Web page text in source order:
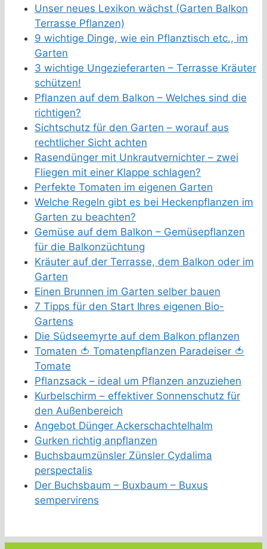
Unser neues Lexikon wächst (Garten Balkon
Terrasse Pflanzen)
9 wichtige Dinge, wie ein Pflanztisch etc., im
Garten
3 wichtige Ungezieferarten – Terrasse Kräuter
schützen!
Pflanzen auf dem Balkon – Welches sind die
richtigen?
Sichtschutz für den Garten – worauf aus
rechtlicher Sicht achten
Rasendünger mit Unkrautvernichter – zwei
Fliegen mit einer Klappe schlagen?
Perfekte Tomaten im eigenen Garten
Welche Regeln gibt es bei Heckenpflanzen im
Garten zu beachten?
Gemüse auf dem Balkon – Gemüsepflanzen
für die Balkonzüchtung
Kräuter auf der Terrasse, dem Balkon oder im
Garten
Einen Brunnen im Garten selber bauen
7 Tipps für den Start Ihres eigenen Bio-
Gartens
Die Südseemyrte auf dem Balkon pflanzen
Tomaten 🍅 Tomatenpflanzen Paradeiser 🍅
Tomate
Pflanzsack – ideal um Pflanzen anzuziehen
Kurbelschirm – effektiver Sonnenschutz für
den Außenbereich
Angebot Dünger Ackerschachtelhalm
Gurken richtig anpflanzen
Buchsbaumzünsler Zünsler Cydalima
perspectalis
Der Buchsbaum – Buxbaum – Buxus
sempervirens